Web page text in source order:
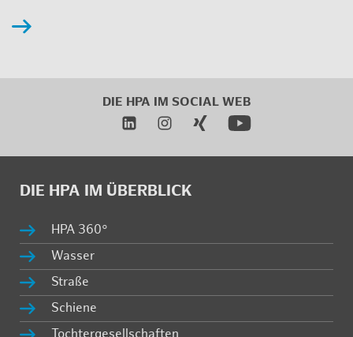
DIE HPA IM SO­CIAL WEB
DIE HPA IM ÜBER­BLICK
HPA 360°
Was­ser
Stra­ße
Schie­ne